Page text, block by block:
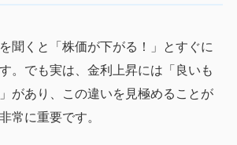
聞くと「株価が下がる！」とすぐに
。でも実は、金利上昇には「良いも
があり、この違いを見極めることが
常に重要です。